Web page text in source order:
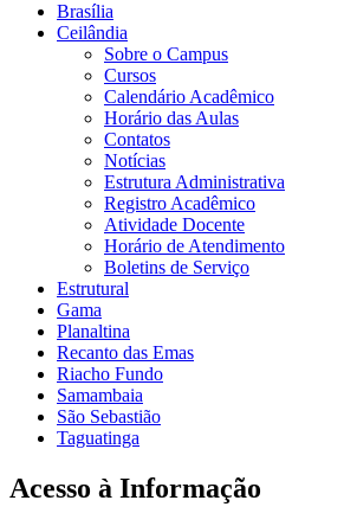
Brasília
Ceilândia
Sobre o Campus
Cursos
Calendário Acadêmico
Horário das Aulas
Contatos
Notícias
Estrutura Administrativa
Registro Acadêmico
Atividade Docente
Horário de Atendimento
Boletins de Serviço
Estrutural
Gama
Planaltina
Recanto das Emas
Riacho Fundo
Samambaia
São Sebastião
Taguatinga
Acesso à Informação